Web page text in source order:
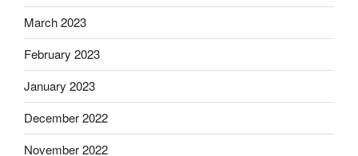
March 2023
February 2023
January 2023
December 2022
November 2022